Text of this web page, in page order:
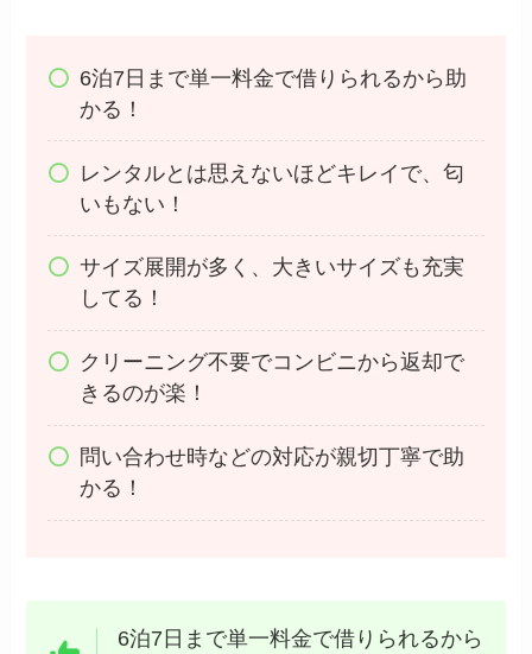
6泊7日まで単一料金で借りられるから助
かる！
レンタルとは思えないほどキレイで、匂
いもない！
サイズ展開が多く、大きいサイズも充実
してる！
クリーニング不要でコンビニから返却で
きるのが楽！
問い合わせ時などの対応が親切丁寧で助
かる！
6泊7日まで単一料金で借りられるから